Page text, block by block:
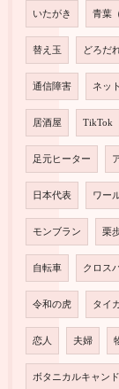
いたがき 青葉
替え玉 どろだ
通信障害 ネッ
居酒屋 TikTok
足元ヒーター
日本代表 ワー
モンブラン 栗
自転車 クロス
令和の虎 タイ
恋人 夫婦
ボタニカルキャン